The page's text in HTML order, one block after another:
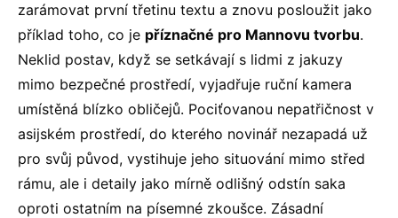
zarámovat první třetinu textu a znovu posloužit jako
příklad toho, co je příznačné pro Mannovu tvorbu.
Neklid postav, když se setkávají s lidmi z jakuzy
mimo bezpečné prostředí, vyjadřuje ruční kamera
umístěná blízko obličejů. Pociťovanou nepatřičnost v
asijském prostředí, do kterého novinář nezapadá už
pro svůj původ, vystihuje jeho situování mimo střed
rámu, ale i detaily jako mírně odlišný odstín saka
oproti ostatním na písemné zkoušce. Zásadní